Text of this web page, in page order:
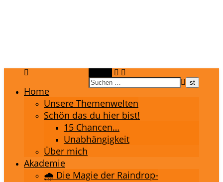
Home
Unsere Themenwelten
Schön das du hier bist!
15 Chancen…
Unabhängigkeit
Über mich
Akademie
🌧️ Die Magie der Raindrop-